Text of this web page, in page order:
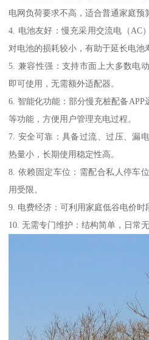
电网负荷要求不高，适合普通家庭预
4. 电池友好：慢充采用交流电（AC
对电池的损耗较小，有助于延长电池
5. 兼容性强：支持市面上大多数电
即可使用，无需额外适配器。
6. 智能化功能：部分慢充桩配备
等功能，方便用户管理充电过程。
7. 安全可靠：具备过流、过压、漏
热量小，长期使用稳定性高。
8. 依赖固定车位：需配合私人停车
用受限。
9. 电费经济：可利用家庭低谷电价时
10. 无需专门维护：结构简单，日常